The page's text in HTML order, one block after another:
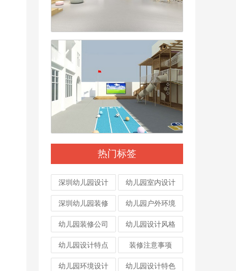
热门标签
深圳幼儿园设计 幼儿园室内设计
深圳幼儿园装修 幼儿园户外环境
幼儿园装修公司 幼儿园设计风格
幼儿园设计特点 装修注意事项
幼儿园环境设计 幼儿园设计特色